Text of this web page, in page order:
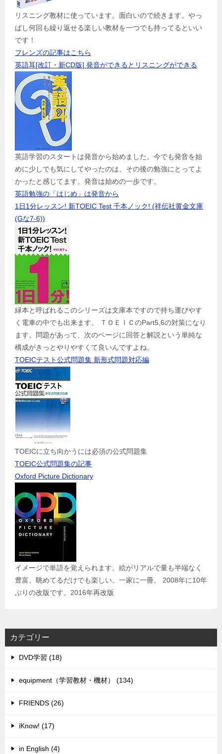
リスニング教材に使っています。面白いので続きます。やっ
ぱし何回も繰り返せる楽しい教材を一つでも持ってるといい
です！
フレンズの記事はこちら
英語耳[改訂・新CD版] 発音ができるとリスニングができる
英語学習のスタートは発音から始めました。今でも発音を始
めに少しでも気にしてやったのは、その後の勉強にとってよ
かったと感じてます。発音は始めの一歩です。
英語勉強の「はじめ」は発音から
1日1分レッスン! 新TOEIC Test 千本ノック! (祥伝社黄金文庫
(Gな7-6))
緑本と呼ばれるこのシリーズは文庫本ですので持ち運びやす
く電車の中でも出来ます。 ＴＯＥＩＣのPart5,6の対策になり
ます。問題があって、次のページに回答と解説という単純な
構成がきっとやりやすくて良いんですよね。
TOEICテスト公式問題集 新形式問題対応編
TOEICに立ち向かうには必須の公式問題集
TOEIC公式問題集の記事
Oxford Picture Dictionary
イメージで単語を覚えられます。絵がリアルで量も半端なく
豊富。眺めてるだけでも楽しい。一家に一冊。 2008年に10年
ぶりの改版です。2016年再改版
カテゴリー
DVD学習 (18)
equipment（学習教材・機材） (134)
FRIENDS (26)
iKnow! (17)
in English (4)